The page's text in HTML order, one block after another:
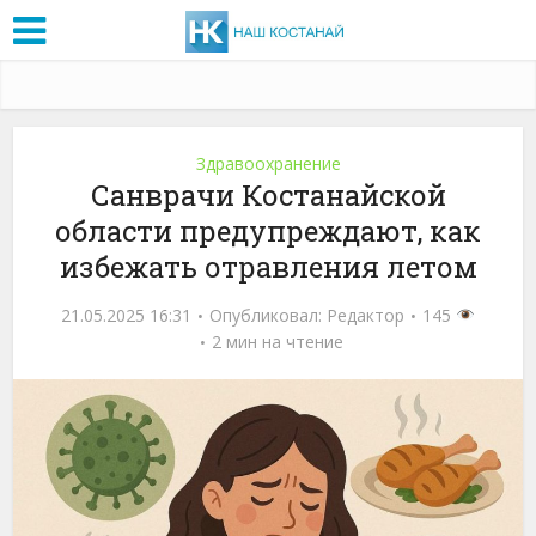
Здравоохранение
Санврачи Костанайской
области предупреждают, как
избежать отравления летом
21.05.2025 16:31 Опубликовал: Редактор
145
2 мин на чтение